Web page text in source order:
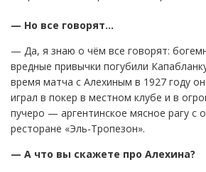
— Но все говорят…
— Да, я знаю о чём все говорят:
вредные привычки погубили
время матча с Алехиным в 1927 году
играл в покер в местном клубе и в
пучеро — аргентинское мясное рагу
ресторане «Эль-Тропезон».
— А что вы скажете про Алехина?